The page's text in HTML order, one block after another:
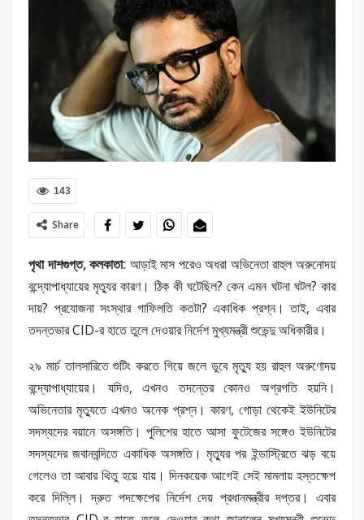
143
Share
পৃথা দাশগুপ্ত, কলকাতা: আড়াই মাস পরেও অধরা অভিনেতা রাহুল অরুনোদয়
বন্দ্যোপাধ্যায়ের মৃত্যুর কারণ। ঠিক কী ঘটেছিল? কেন এমন ঘটনা ঘটল? কার
দায়? প্রযোজনা সংস্থার গাফিলতি কতটা? একাধিক প্রশ্ন। তাই, এবার
তদন্তভার CID-র হাতে তুলে দেওয়ার নির্দেশ মুখ্যমন্ত্রী শুভেন্দু অধিকারীর।‌
২৯ মার্চ তালসারিতে শুটিং করতে গিয়ে জলে ডুবে মৃত্যু হয় রাহুল অরুণোদয়
বন্দ্যোপাধ্যায়ের। যদিও, এখনও তদন্তের কোনও অগ্রগতি হয়নি।
‌অভিনেতার মৃত্যুতে এখনও অনেক প্রশ্ন। কারণ, গোড়া থেকেই ইউনিটের
সদস্যদের বয়ানে অসঙ্গতি। পুলিশের হাতে আসা ফুটেজের সঙ্গেও ইউনিটের
সদস্যদের জবানবন্দিতে একাধিক অসঙ্গতি। মৃত্যুর পর ইন্ডাস্ট্রিতে ঝড় বয়ে
গেলেও তা আবার থিতু হয়ে যায়। দিনকয়েক আগেই সেই মামলায় হস্তক্ষেপ
করে দিল্লি। দ্রুত পদক্ষেপের নির্দেশ দেয় প্রধানমন্ত্রীর দপ্তর। এবার